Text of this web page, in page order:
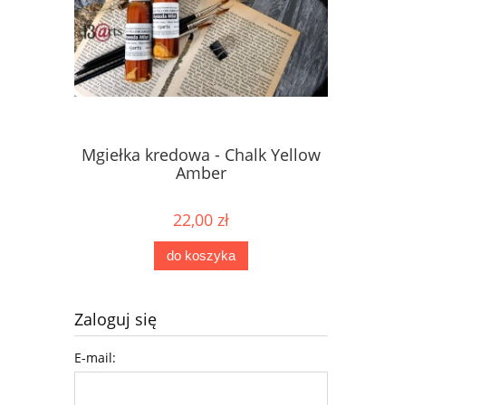
Mgiełka kredowa - Chalk Yellow
Amber
22,00 zł
do koszyka
Zaloguj się
E-mail: